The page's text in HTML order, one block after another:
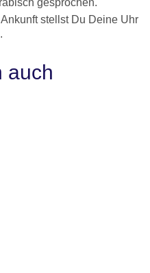
gesprochen.
stellst Du Deine Uhr
auch